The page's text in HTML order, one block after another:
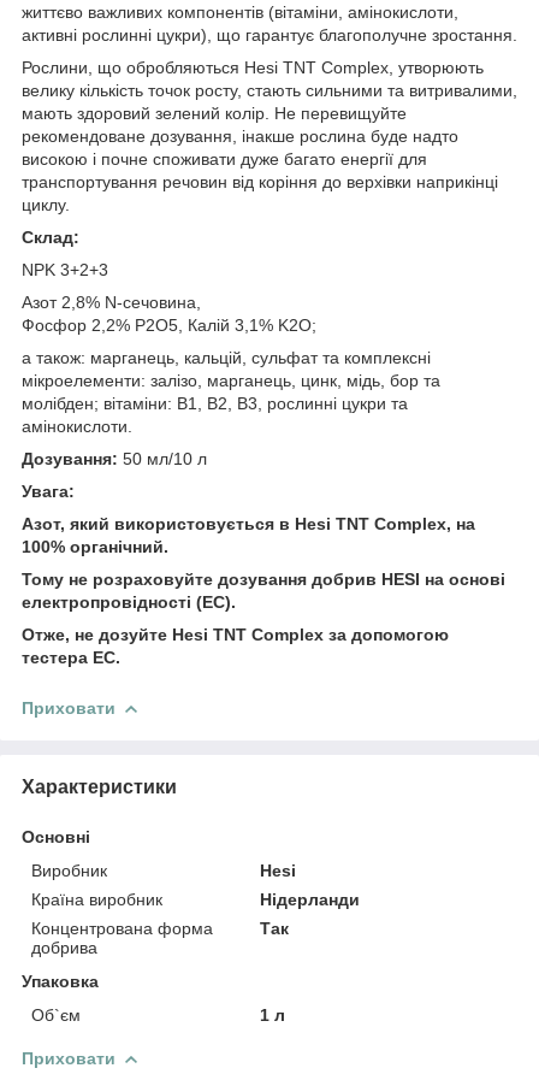
життєво важливих компонентів (вітаміни, амінокислоти,
активні рослинні цукри), що гарантує благополучне зростання.
Рослини, що обробляються Hesi TNT Complex, утворюють
велику кількість точок росту, стають сильними та витривалими,
мають здоровий зелений колір. Не перевищуйте
рекомендоване дозування, інакше рослина буде надто
високою і почне споживати дуже багато енергії для
транспортування речовин від коріння до верхівки наприкінці
циклу.
Склад:
NPK 3+2+3
Азот 2,8% N-сечовина,
Фосфор 2,2% P2O5, Калій 3,1% K2O;
а також: марганець, кальцій, сульфат та комплексні
мікроелементи: залізо, марганець, цинк, мідь, бор та
молібден; вітаміни: B1, B2, B3, рослинні цукри та
амінокислоти.
Дозування: 50 мл/10 л
Увага:
Азот, який використовується в Hesi TNT Complex, на
100% органічний.
Тому не розраховуйте дозування добрив HESI на основі
електропровідності (EC).
Отже, не дозуйте Hesi TNT Complex за допомогою
тестера EC.
Приховати
Характеристики
Основні
Виробник
Hesi
Країна виробник
Нідерланди
Концентрована форма
добрива
Так
Упаковка
Об`єм
1 л
Приховати